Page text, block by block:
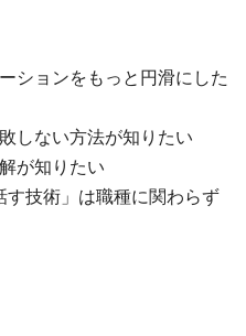
ションをもっと円滑にした
しない方法が知りたい
が知りたい
技術」は職種に関わらず